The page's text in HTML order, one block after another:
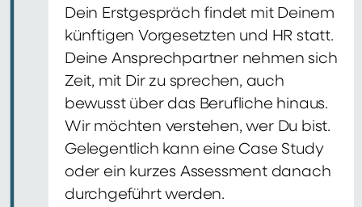
Dein Erstgespräch findet mit Deinem
künftigen Vorgesetzten und HR statt.
Deine Ansprechpartner nehmen sich
Zeit, mit Dir zu sprechen, auch
bewusst über das Berufliche hinaus.
Wir möchten verstehen, wer Du bist.
Gelegentlich kann eine Case Study
oder ein kurzes Assessment danach
durchgeführt werden.